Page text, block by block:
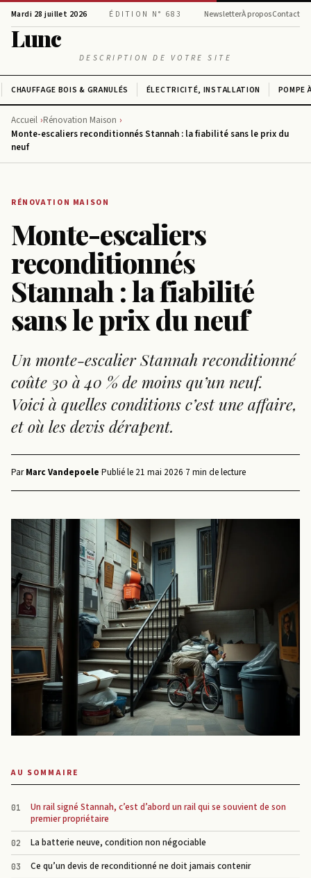
Mardi 28 juillet 2026 ÉDITION N° 683 NewsletterÀ proposContact
Lunc
DESCRIPTION DE VOTRE SITE
CHAUFFAGE BOIS & GRANULÉS ÉLECTRICITÉ, INSTALLATION POMPE
Accueil Rénovation Maison
Monte-escaliers reconditionnés Stannah : la fiabilité sans le prix du
neuf
RÉNOVATION MAISON
Monte-escaliers
reconditionnés
Stannah : la fiabilité
sans le prix du neuf
Un monte-escalier Stannah reconditionné
coûte 30 à 40 % de moins qu’un neuf.
Voici à quelles conditions c’est une affaire,
et où les devis dérapent.
ParMarc Vandepoele·Publié le 21 mai 2026·7 min de lecture
AU SOMMAIRE
Un rail signé Stannah, c’est d’abord un rail qui se souvient de son
premier propriétaire
La batterie neuve, condition non négociable
Ce qu’un devis de reconditionné ne doit jamais contenir